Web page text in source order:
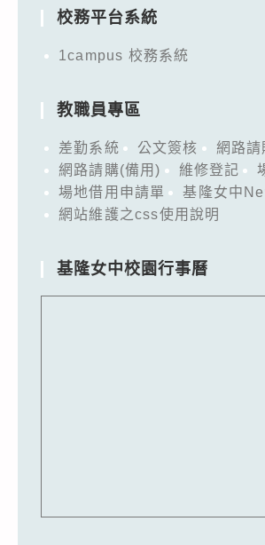
校務平台系統
1campus 校務系統
教職員專區
差勤系統 公文簽核
網路請
網路請購(備用)
維修登記
場地借用申請單
基隆女中
網站維護之css使用說明
基隆女中校園行事曆